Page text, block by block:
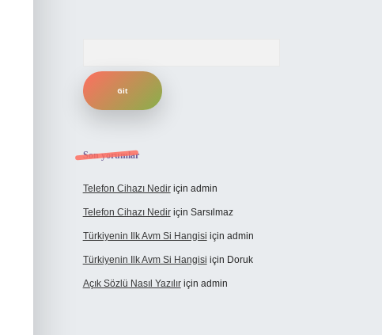
Son yorumlar
Telefon Cihazı Nediriçin admin
Telefon Cihazı Nediriçin Sarsılmaz
Türkiyenin Ilk Avm Si Hangisi için admin
Türkiyenin Ilk Avm Si Hangisi için Doruk
Açık Sözlü Nasıl Yazılıriçin admin